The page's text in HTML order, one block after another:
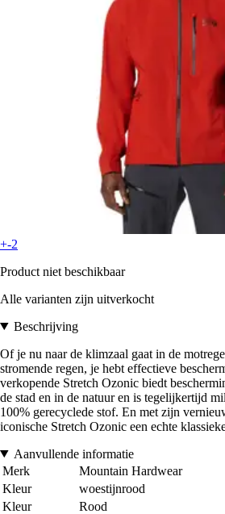
+-2
Product niet beschikbaar
Alle varianten zijn uitverkocht
Beschrijving
Of je nu naar de klimzaal gaat in de
stromende regen, je hebt effectieve
verkopende Stretch Ozonic biedt
de stad en in de natuur en is tegelijkertijd
100% gerecyclede stof. En met zijn
iconische Stretch Ozonic een echte
Aanvullende informatie
Merk
Mountain Hardwear
Kleur
woestijnrood
Kleur
Rood